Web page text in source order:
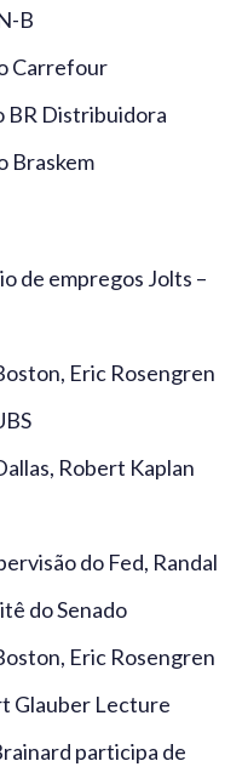
B
Carrefour
BR Distribuidora
Braskem
de empregos Jolts –
Eric Rosengren
Robert Kaplan
do Fed, Randal
do Senado
Eric Rosengren
Glauber Lecture
participa de